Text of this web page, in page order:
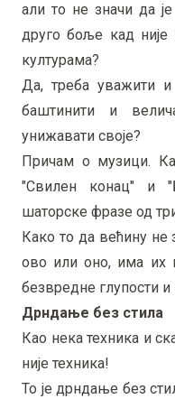
али то не значи да
друго боље кад
културама?
Да, треба уважити
баштинити и
унижавати своје?
Причам о музици.
"Свилен конац" и
шаторске фразе од
Како то да већину
ово или оно, има их
безвредне глупости
Дрндање без стила
Као нека техника и
није техника!
То је дрндање без